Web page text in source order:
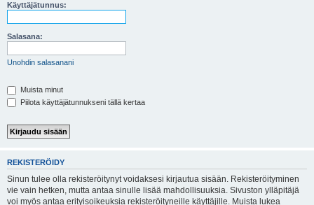
Käyttäjätunnus:
Salasana:
Unohdin salasanani
Muista minut
Piilota käyttäjätunnukseni tällä kertaa
REKISTERÖIDY
Sinun tulee olla rekisteröitynyt voidaksesi kirjautua sisään. Rekisteröityminen
vie vain hetken, mutta antaa sinulle lisää mahdollisuuksia. Sivuston ylläpitäjä
voi myös antaa erityisoikeuksia rekisteröityneille käyttäjille. Muista lukea